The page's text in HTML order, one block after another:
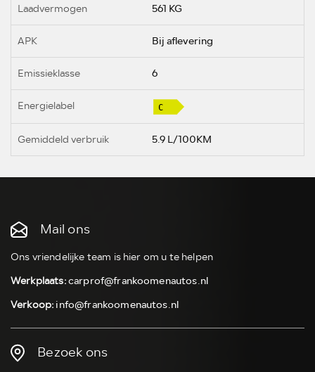
Laadvermogen 561 KG
APK Bij aflevering
Emissieklasse 6
Energielabel
Gemiddeld verbruik 5.9 L/100KM
Mail ons
Ons vriendelijke team is hier om u te helpen
Werkplaats:carprof@frankoomenautos.nl
Verkoop:info@frankoomenautos.nl
Bezoek ons